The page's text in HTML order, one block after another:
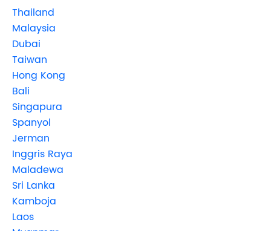
Thailand
Malaysia
Dubai
Taiwan
Hong Kong
Bali
Singapura
Spanyol
Jerman
Inggris Raya
Maladewa
Sri Lanka
Kamboja
Laos